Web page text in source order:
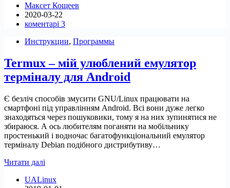
приколи
на
Linux
1)
Максет Кощеев
2020-03-22
коментарі 3
Инструкции, Программы
Termux – мій улюблений емулятор
терміналу для Android
Є безліч способів змусити GNU/Linux працювати на
смартфоні під управлінням Android. Всі вони дуже легко
знаходяться через пошуковики, тому я на них зупинятися не
збираюся. А ось любителям поганяти на мобільнику
простенький і водночас багатофункціональний емулятор
терміналу Debian подібного дистрибутиву…
Читати далі
мій
UALinux